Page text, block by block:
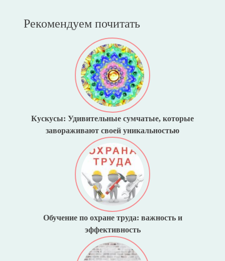
Рекомендуем почитать
Кускусы: Удивительные сумчатые, которые
завораживают своей уникальностью
Обучение по охране труда: важность и
эффективность